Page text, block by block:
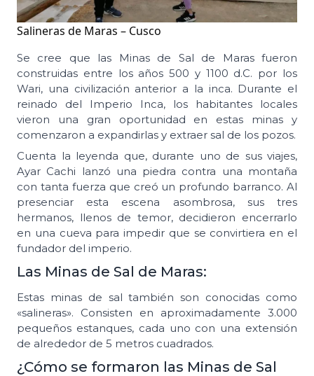
Salineras de Maras – Cusco
Se cree que las Minas de Sal de Maras fueron
construidas entre los años 500 y 1100 d.C. por los
Wari, una civilización anterior a la inca. Durante el
reinado del Imperio Inca, los habitantes locales
vieron una gran oportunidad en estas minas y
comenzaron a expandirlas y extraer sal de los pozos.
Cuenta la leyenda que, durante uno de sus viajes,
Ayar Cachi lanzó una piedra contra una montaña
con tanta fuerza que creó un profundo barranco. Al
presenciar esta escena asombrosa, sus tres
hermanos, llenos de temor, decidieron encerrarlo
en una cueva para impedir que se convirtiera en el
fundador del imperio.
Las Minas de Sal de Maras:
Estas minas de sal también son conocidas como
«salineras». Consisten en aproximadamente 3.000
pequeños estanques, cada uno con una extensión
de alrededor de 5 metros cuadrados.
¿Cómo se formaron las Minas de Sal